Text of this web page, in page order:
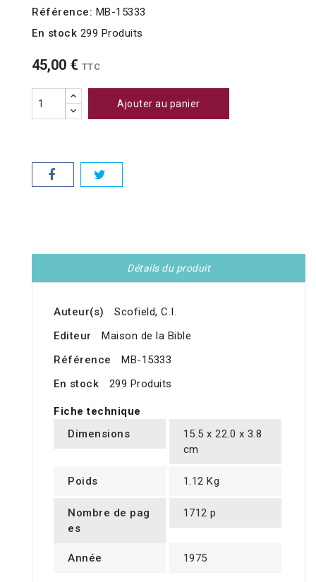
Référence: MB-15333
En stock 299 Produits
45,00 € TTC
Ajouter au panier
Détails du produit
Auteur(s)
Scofield, C.I.
Editeur
Maison de la Bible
Référence
MB-15333
En stock
299 Produits
Fiche technique
Dimensions
15.5 x 22.0 x 3.8
cm
Poids 1.12 Kg
Nombre de pag
es
1712 p
Année 1975